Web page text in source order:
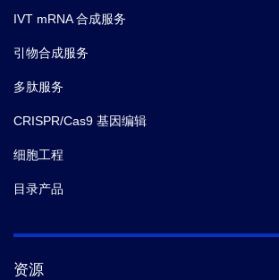
IVT mRNA 合成服务
引物合成服务
多肽服务
CRISPR/Cas9 基因编辑
细胞工程
目录产品
资源